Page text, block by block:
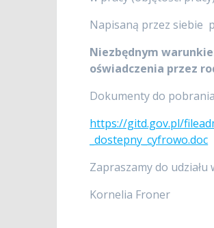
Napisaną przez siebie
Niezbędnym
oświadczenia przez
Dokumenty do
https://gitd.gov.pl/
_dostepny_cyfrowo.doc
Zapraszamy do udziału
Kornelia Froner